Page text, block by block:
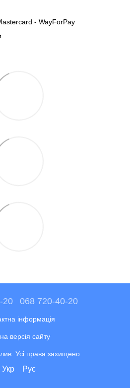
- WayForPay
20 068 720-40-20
інформація
версія сайту
Усі права захищено.
Укр Рус